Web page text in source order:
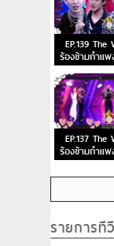
EP.139
ร้องข้ามกำแ
EP.137
ร้องข้ามกำแ
รายการ